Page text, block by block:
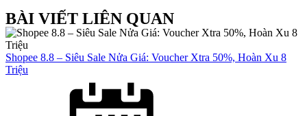
BÀI VIẾT LIÊN QUAN
Shopee 8.8 – Siêu Sale Nửa Giá: Voucher Xtra 50%, Hoàn Xu 8
Triệu